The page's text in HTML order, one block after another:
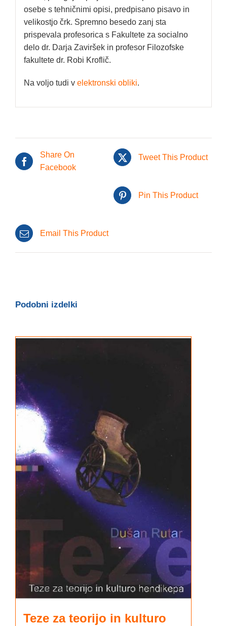
osebe s tehničnimi opisi, predpisano pisavo in
velikostjo črk. Spremno besedo zanj sta
prispevala profesorica s Fakultete za socialno
delo dr. Darja Zaviršek in profesor Filozofske
fakultete dr. Robi Kroflič.
Na voljo tudi v elektronski obliki.
Share On
Facebook
Tweet This Product
Pin This Product
Email This Product
Podobni izdelki
Teze za teorijo in kulturo